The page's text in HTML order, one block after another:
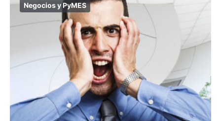
Negocios y PyMES